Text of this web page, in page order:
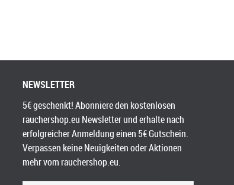
NEWSLETTER
5€ geschenkt! Abonniere den kostenlosen
rauchershop.eu Newsletter und erhalte nach
erfolgreicher Anmeldung einen 5€ Gutschein.
Verpassen keine Neuigkeiten oder Aktionen
mehr vom rauchershop.eu.